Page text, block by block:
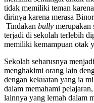
tidak memiliki teman
dirinya karena merasa
Tindakan bully merupakan
terjadi di sekolah terlebih
memiliki kemampuan otak
Sekolah seharusnya
menghakimi orang lain
dengan kekuatan yang ia
dalam memahami
lainnya yang lemah dalam